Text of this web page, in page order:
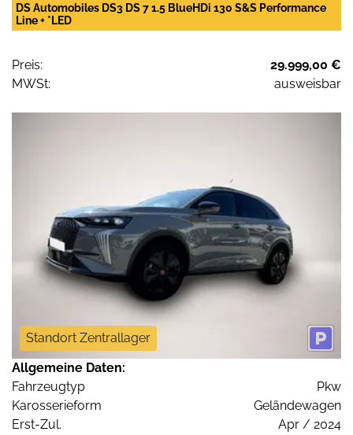
DS Automobiles DS3 DS 7 1.5 BlueHDi 130 S&S Performance
Line + *LED
Preis:
29.999,00 €
MWSt:
ausweisbar
Standort Zentrallager
Allgemeine Daten:
Fahrzeugtyp
Pkw
Karosserieform
Geländewagen
Erst-Zul.
Apr / 2024